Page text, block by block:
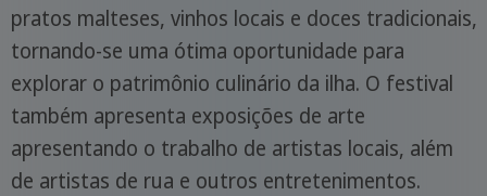
pratos malteses, vinhos locais e doces tradicionais,
tornando-se uma ótima oportunidade para
explorar o patrimônio culinário da ilha. O festival
também apresenta exposições de arte
apresentando o trabalho de artistas locais, além
de artistas de rua e outros entretenimentos.